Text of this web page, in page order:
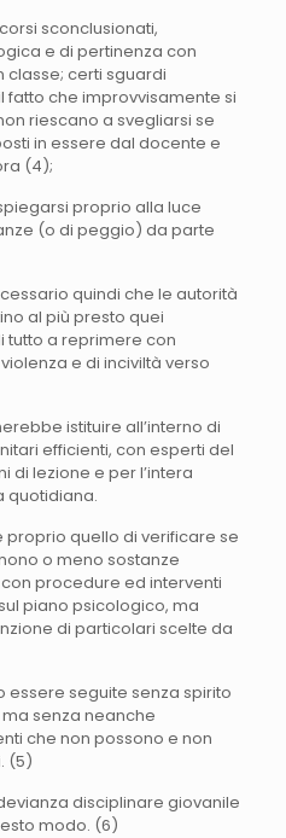
sconclusionati,
e di pertinenza con
classe; certi sguardi
fatto che improvvisamente si
riescano a svegliarsi se
in essere dal docente e
(4);
proprio alla luce
(o di peggio) da parte
quindi che le autorità
al più presto quei
tutto a reprimere con
e di inciviltà verso
istituire all’interno di
efficienti, con esperti del
di lezione e per l’intera
quotidiana.
quello di verificare se
o meno sostanze
procedure ed interventi
piano psicologico, ma
di particolari scelte da
seguite senza spirito
senza neanche
che non possono e non
(5)
disciplinare giovanile
modo. (6)